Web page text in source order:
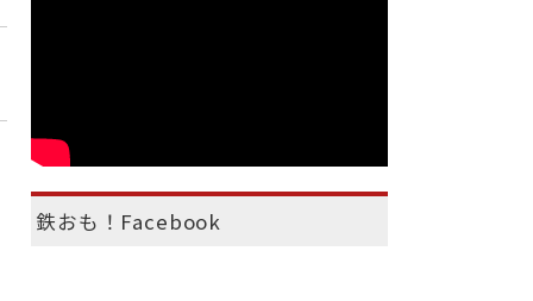
鉄おも！Facebook